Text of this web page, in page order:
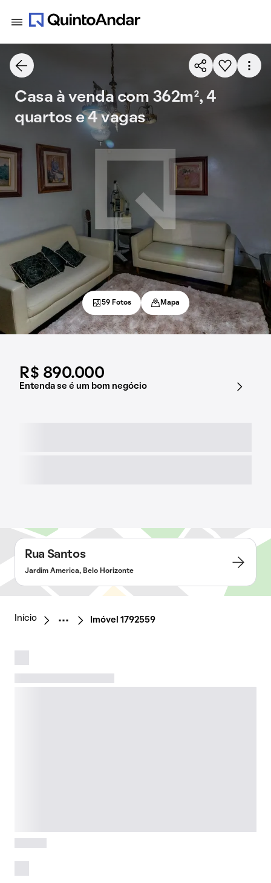
R$ 890.000
Entenda se é um bom negócio
Casa à venda com 362m², 4
quartos e 4 vagas
59 Fotos Mapa
Rua Santos
Jardim America, Belo Horizonte
Início Imóvel 1792559